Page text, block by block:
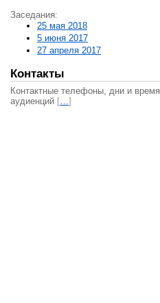
Заседания:
25 мая 2018
5 июня 2017
27 апреля 2017
Контакты
Контактные телефоны, дни и время
аудиенций […]